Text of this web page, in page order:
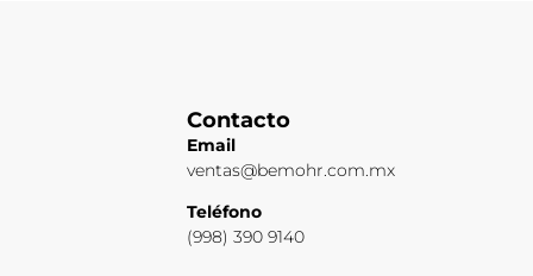
Contacto
Email
ventas@bemohr.com.mx
Teléfono
(998) 390 9140